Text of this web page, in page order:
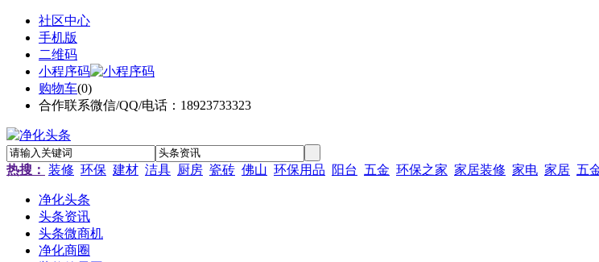
社区中心
手机版
二维码
小程序码
购物车(0)
合作联系微信/QQ/电话：18923733323
热搜： 装修 环保 建材 洁具 厨房 瓷砖 佛山 环保用品 阳台 五金 环保之家 家居装修 家电 家居 五
净化头条
头条资讯
头条微商机
净化商圈